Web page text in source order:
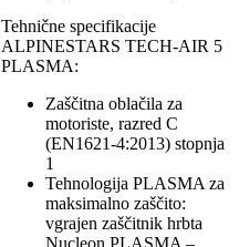
Tehnične specifikacije
ALPINESTARS TECH-AIR 5
PLASMA:
Zaščitna oblačila za
motoriste, razred C
(EN1621-4:2013) stopnja
1
Tehnologija PLASMA za
maksimalno zaščito:
vgrajen zaščitnik hrbta
Nucleon PLASMA –